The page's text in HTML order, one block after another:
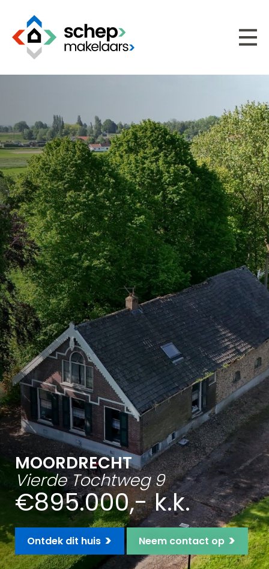
MOORDRECHT
Vierde Tochtweg 9
€895.000,- k.k.
Ontdek dit huis > Neem contact op >